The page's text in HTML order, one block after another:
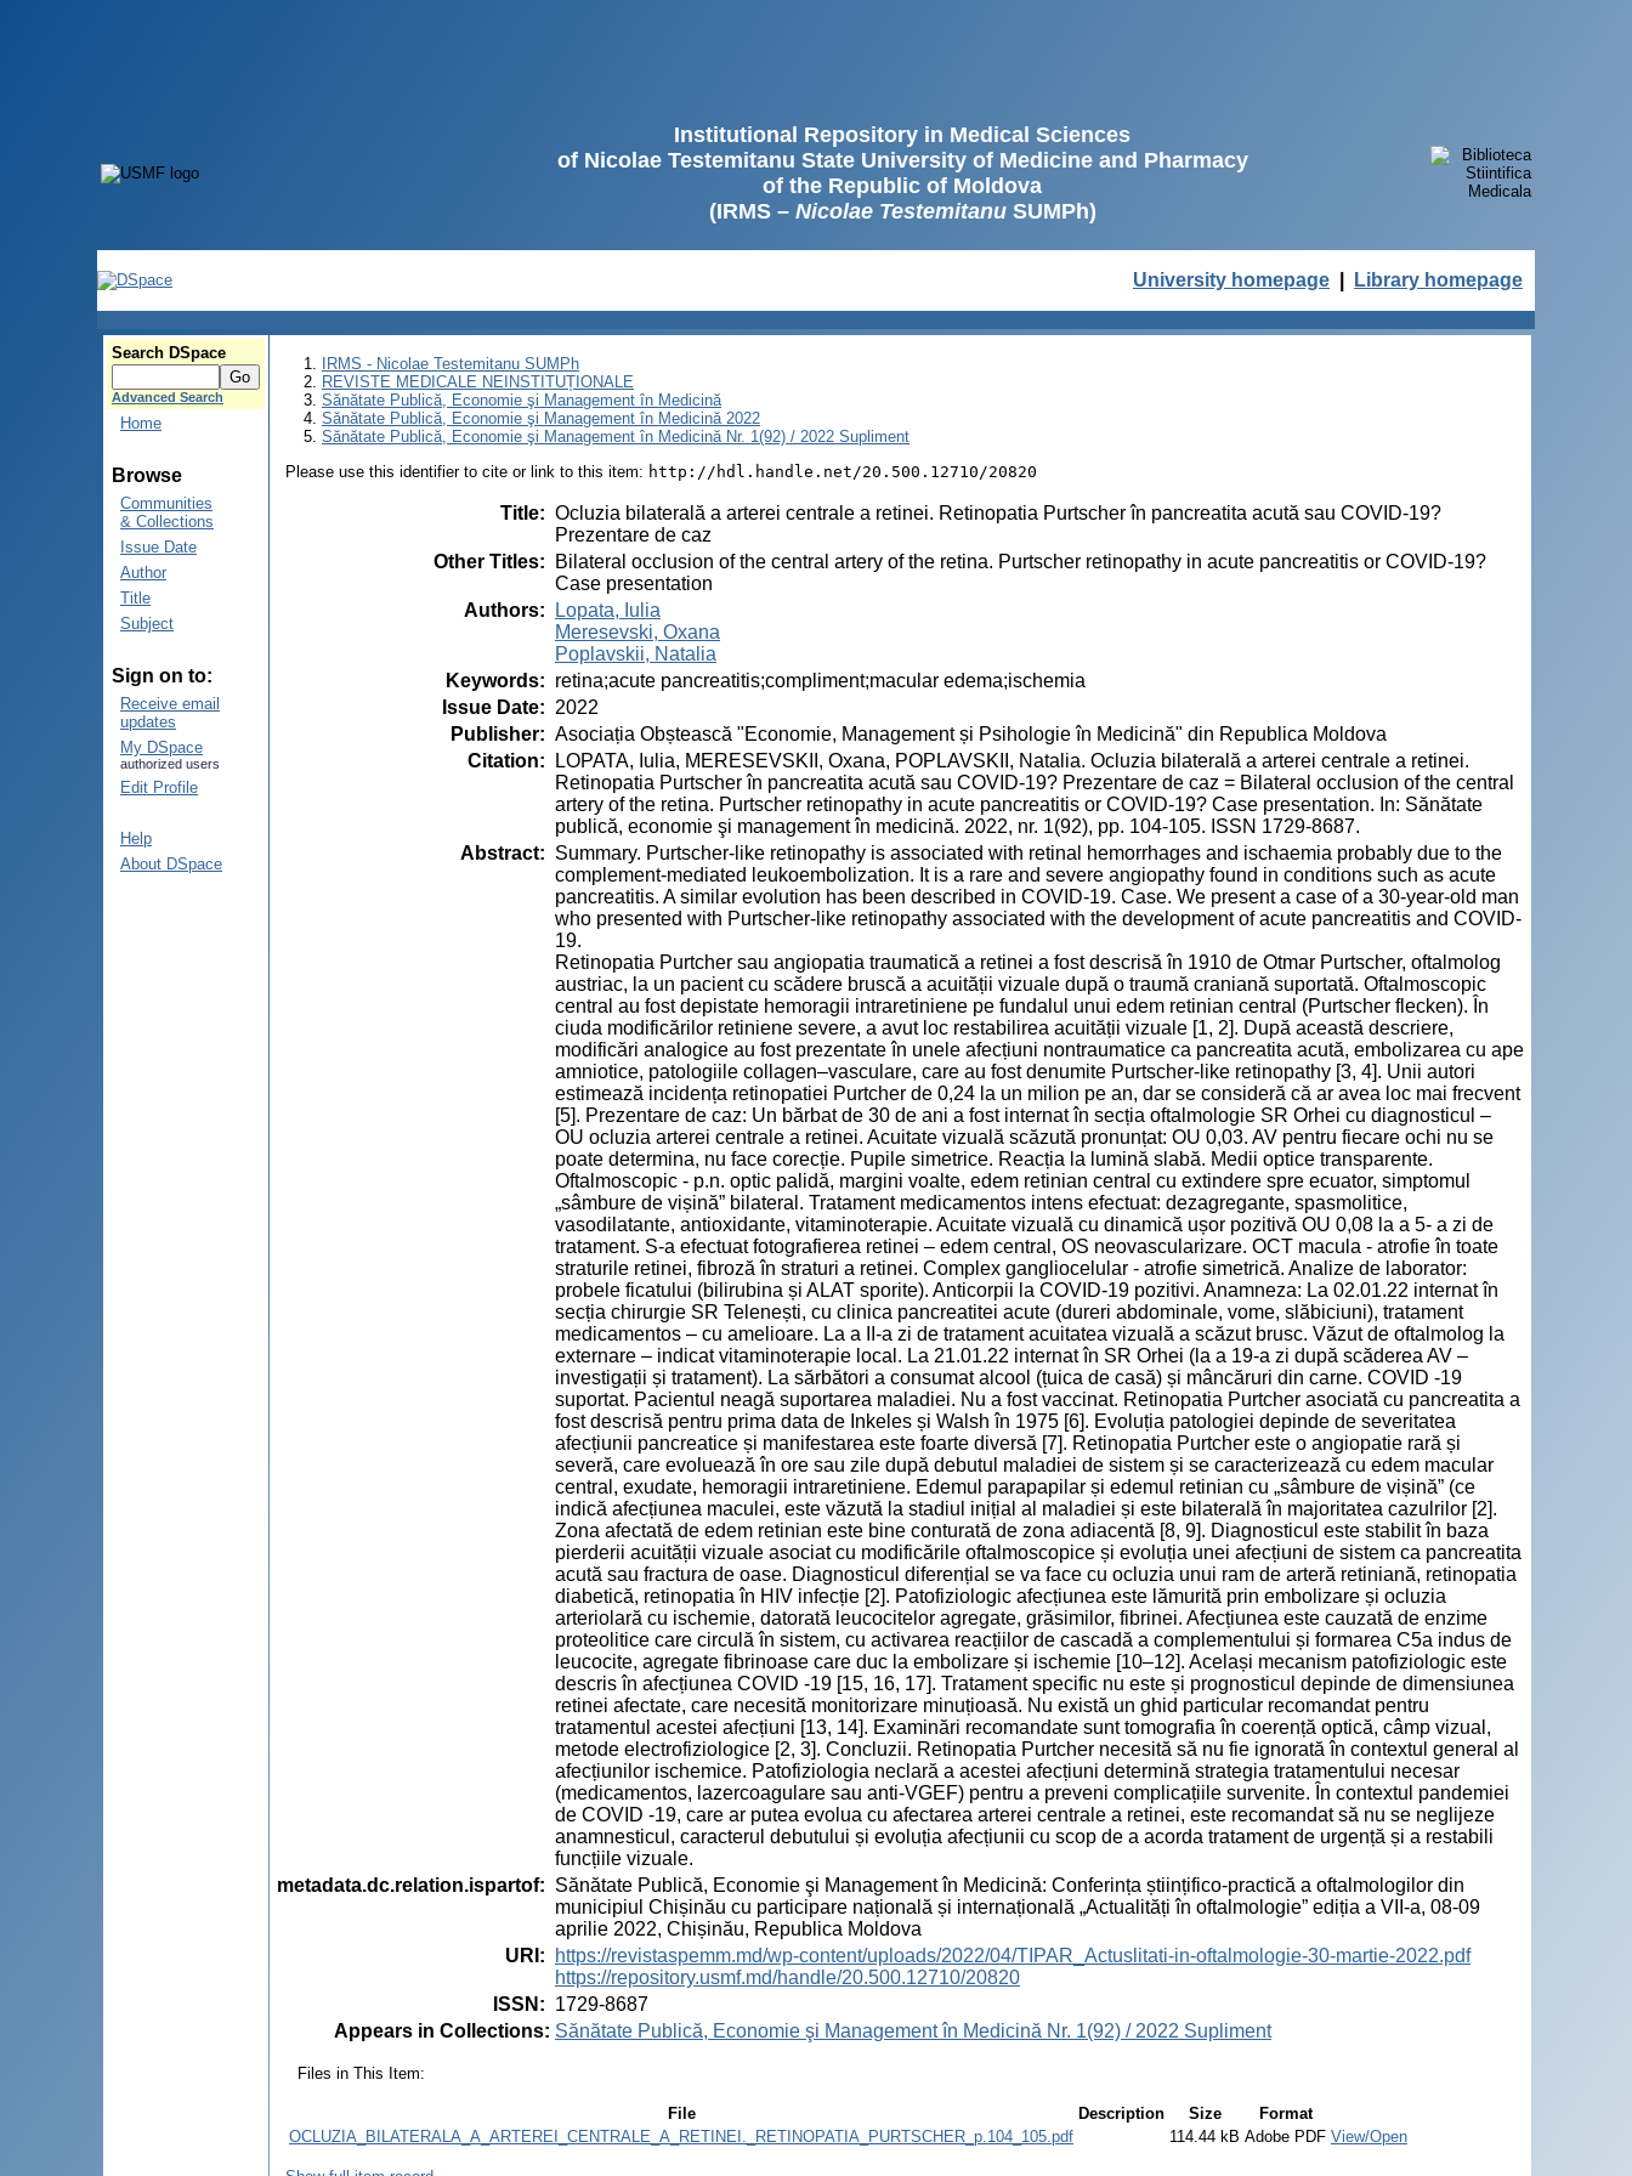
Institutional Repository in Medical Sciences
of Nicolae Testemitanu State University of Medicine and Pharmacy
of the Republic of Moldova
(IRMS – Nicolae TestemitanuSUMPh)
University homepage Library homepage
Search DSpace
Advanced Search
Home
Browse
Communities
& Collections
Issue Date
Author
Title
Subject
Sign on to:
Receive email
updates
My DSpace
authorized users
Edit Profile
Help
About DSpace
IRMS - Nicolae Testemitanu SUMPh
REVISTE MEDICALE NEINSTITUȚIONALE
Sănătate Publică, Economie şi Management în Medicină
Sănătate Publică, Economie şi Management în Medicină 2022
Sănătate Publică, Economie şi Management în Medicină Nr. 1(92) / 2022 Supliment
Please use this identifier to cite or link to this item: http://hdl.handle.net/20.500.12710/20820
Title: Ocluzia bilaterală a arterei centrale a retinei. Retinopatia Purtscher în pancreatita acută sau COVID-19?
Prezentare de caz
Other Titles:
Bilateral occlusion of the central artery of the retina. Purtscher retinopathy in acute pancreatitis or COVID-19?
Case presentation
Authors:
Lopata, Iulia
Meresevski, Oxana
Poplavskii, Natalia
Keywords: retina;acute pancreatitis;compliment;macular edema;ischemia
Issue Date: 2022
Publisher: Asociația Obștească "Economie, Management și Psihologie în Medicină" din Republica Moldova
Citation:
LOPATA, Iulia, MERESEVSKII, Oxana, POPLAVSKII, Natalia. Ocluzia bilaterală a arterei centrale a retinei.
Retinopatia Purtscher în pancreatita acută sau COVID-19? Prezentare de caz = Bilateral occlusion of the central
artery of the retina. Purtscher retinopathy in acute pancreatitis or COVID-19? Case presentation. In: Sănătate
publică, economie şi management în medicină. 2022, nr. 1(92), pp. 104-105. ISSN 1729-8687.
Abstract: Summary. Purtscher-like retinopathy is associated with retinal hemorrhages and ischaemia probably due to the
complement-mediated leukoembolization. It is a rare and severe angiopathy found in conditions such as acute
pancreatitis. A similar evolution has been described in COVID-19. Case. We present a case of a 30-year-old man
who presented with Purtscher-like retinopathy associated with the development of acute pancreatitis and COVID-
19.
Retinopatia Purtcher sau angiopatia traumatică a retinei a fost descrisă în 1910 de Otmar Purtscher, oftalmolog
austriac, la un pacient cu scădere bruscă a acuității vizuale după o traumă craniană suportată. Oftalmoscopic
central au fost depistate hemoragii intraretiniene pe fundalul unui edem retinian central (Purtscher flecken). În
ciuda modificărilor retiniene severe, a avut loc restabilirea acuității vizuale [1, 2]. După această descriere,
modificări analogice au fost prezentate în unele afecțiuni nontraumatice ca pancreatita acută, embolizarea cu ape
amniotice, patologiile collagen–vasculare, care au fost denumite Purtscher-like retinopathy [3, 4]. Unii autori
estimează incidența retinopatiei Purtcher de 0,24 la un milion pe an, dar se consideră că ar avea loc mai frecvent
[5]. Prezentare de caz: Un bărbat de 30 de ani a fost internat în secția oftalmologie SR Orhei cu diagnosticul –
OU ocluzia arterei centrale a retinei. Acuitate vizuală scăzută pronunțat: OU 0,03. AV pentru fiecare ochi nu se
poate determina, nu face corecție. Pupile simetrice. Reacția la lumină slabă. Medii optice transparente.
Oftalmoscopic - p.n. optic palidă, margini voalte, edem retinian central cu extindere spre ecuator, simptomul
„sâmbure de vișină” bilateral. Tratament medicamentos intens efectuat: dezagregante, spasmolitice,
vasodilatante, antioxidante, vitaminoterapie. Acuitate vizuală cu dinamică ușor pozitivă OU 0,08 la a 5- a zi de
tratament. S-a efectuat fotografierea retinei – edem central, OS neovascularizare. OCT macula - atrofie în toate
straturile retinei, fibroză în straturi a retinei. Complex gangliocelular - atrofie simetrică. Analize de laborator:
probele ficatului (bilirubina și ALAT sporite). Anticorpii la COVID-19 pozitivi. Anamneza: La 02.01.22 internat în
secția chirurgie SR Telenești, cu clinica pancreatitei acute (dureri abdominale, vome, slăbiciuni), tratament
medicamentos – cu amelioare. La a II-a zi de tratament acuitatea vizuală a scăzut brusc. Văzut de oftalmolog la
externare – indicat vitaminoterapie local. La 21.01.22 internat în SR Orhei (la a 19-a zi după scăderea AV –
investigații și tratament). La sărbători a consumat alcool (țuica de casă) și mâncăruri din carne. COVID -19
suportat. Pacientul neagă suportarea maladiei. Nu a fost vaccinat. Retinopatia Purtcher asociată cu pancreatita a
fost descrisă pentru prima data de Inkeles și Walsh în 1975 [6]. Evoluția patologiei depinde de severitatea
afecțiunii pancreatice și manifestarea este foarte diversă [7]. Retinopatia Purtcher este o angiopatie rară și
severă, care evoluează în ore sau zile după debutul maladiei de sistem și se caracterizează cu edem macular
central, exudate, hemoragii intraretiniene. Edemul parapapilar și edemul retinian cu „sâmbure de vișină” (ce
indică afecțiunea maculei, este văzută la stadiul inițial al maladiei și este bilaterală în majoritatea cazulrilor [2].
Zona afectată de edem retinian este bine conturată de zona adiacentă [8, 9]. Diagnosticul este stabilit în baza
pierderii acuității vizuale asociat cu modificările oftalmoscopice și evoluția unei afecțiuni de sistem ca pancreatita
acută sau fractura de oase. Diagnosticul diferențial se va face cu ocluzia unui ram de arteră retiniană, retinopatia
diabetică, retinopatia în HIV infecție [2]. Patofiziologic afecțiunea este lămurită prin embolizare și ocluzia
arteriolară cu ischemie, datorată leucocitelor agregate, grăsimilor, fibrinei. Afecțiunea este cauzată de enzime
proteolitice care circulă în sistem, cu activarea reacțiilor de cascadă a complementului și formarea C5a indus de
leucocite, agregate fibrinoase care duc la embolizare și ischemie [10–12]. Același mecanism patofiziologic este
descris în afecțiunea COVID -19 [15, 16, 17]. Tratament specific nu este și prognosticul depinde de dimensiunea
retinei afectate, care necesită monitorizare minuțioasă. Nu există un ghid particular recomandat pentru
tratamentul acestei afecțiuni [13, 14]. Examinări recomandate sunt tomografia în coerență optică, câmp vizual,
metode electrofiziologice [2, 3]. Concluzii. Retinopatia Purtcher necesită să nu fie ignorată în contextul general al
afecțiunilor ischemice. Patofiziologia neclară a acestei afecțiuni determină strategia tratamentului necesar
(medicamentos, lazercoagulare sau anti-VGEF) pentru a preveni complicațiile survenite. În contextul pandemiei
de COVID -19, care ar putea evolua cu afectarea arterei centrale a retinei, este recomandat să nu se neglijeze
anamnesticul, caracterul debutului și evoluția afecțiunii cu scop de a acorda tratament de urgență și a restabili
funcțiile vizuale.
metadata.dc.relation.ispartof: Sănătate Publică, Economie şi Management în Medicină: Conferința științifico-practică a oftalmologilor din
municipiul Chișinău cu participare națională și internațională „Actualități în oftalmologie” ediția a VII-a, 08-09
aprilie 2022, Chișinău, Republica Moldova
URI :
https://revistaspemm.md/wp-content/uploads/2022/04/TIPAR_Actuslitati-in-oftalmologie-30-martie-2022.pdf
https://repository.usmf.md/handle/20.500.12710/20820
ISSN : 1729-8687
Appears in Collections: Sănătate Publică, Economie şi Management în Medicină Nr. 1(92) / 2022 Supliment
Files in This Item:
File Description Size
Format
OCLUZIA_BILATERALA_A_ARTEREI_CENTRALE_A_RETINEI._RETINOPATIA_PURTSCHER_p.104_105.pdf
114.44 kB Adobe PDF View/Open